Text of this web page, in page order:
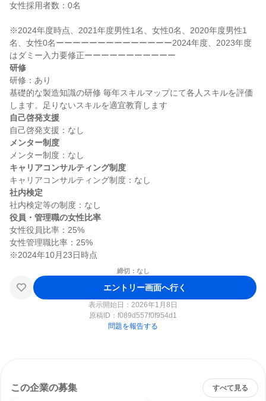
女性採用者数：0名
※2024年度時点、2021年度男性1名、女性0名、2020年度男性1
名、女性0名ーーーーーーーーーーーーーー2024年度、2023年度
研修
研修：あり
基礎的な製造知識の研修 毎年スキルマップにて各人スキルを評価
自己啓発支援
メンター制度
キャリアコンサルティング制度
社内検定
役員・管理職の女性比率
女性役員比率：25%
女性管理職比率：25%
締切：なし
エントリー画面へ行く
表示開始日：2026年1月8日
原稿ID： f089d557f0f954d1
問題を報告する
この企業の募集 すべて見る